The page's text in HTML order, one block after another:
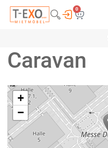
0
Caravan
+
−